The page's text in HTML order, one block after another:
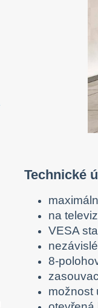
Technické
na
VESA
8-
možnost